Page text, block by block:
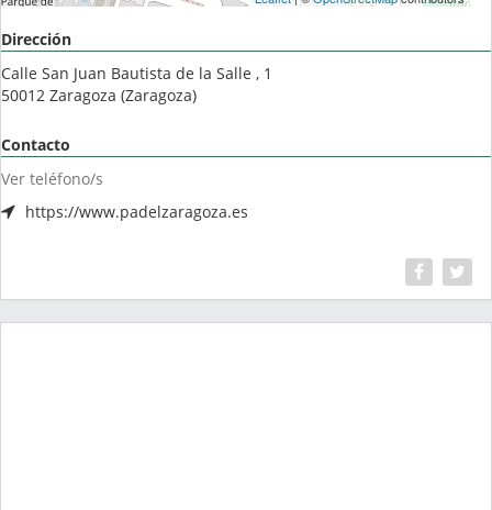
Dirección
Calle San Juan Bautista de la Salle , 1
50012 Zaragoza (Zaragoza)
Contacto
Ver teléfono/s
https://www.padelzaragoza.es